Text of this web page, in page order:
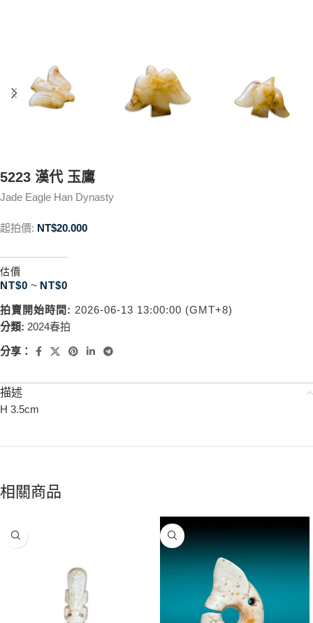
5223 漢代 玉鷹
Jade Eagle Han Dynasty
起拍價: NT$20.000
估價
NT$0 ~ NT$0
拍賣開始時間: 2026-06-13 13:00:00 (GMT+8)
分類: 2024春拍
分享：
描述
H 3.5cm
相關商品